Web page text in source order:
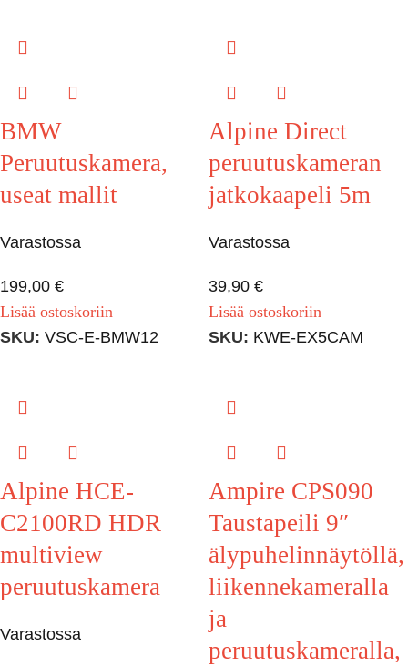
BMW
Peruutuskamera,
useat mallit
Varastossa
199,00 €
Lisää ostoskoriin
SKU: VSC-E-BMW12
Alpine Direct
peruutuskameran
jatkokaapeli 5m
Varastossa
39,90 €
Lisää ostoskoriin
SKU: KWE-EX5CAM
Alpine HCE-
C2100RD HDR
multiview
peruutuskamera
Varastossa
Ampire CPS090
Taustapeili 9″
älypuhelinnäytöllä,
liikennekameralla
ja
peruutuskameralla,